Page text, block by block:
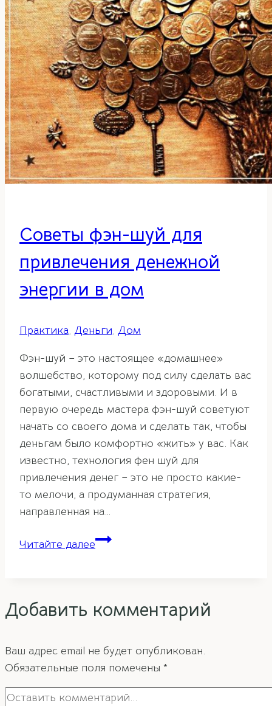
на
2025
год.
Часть
2
Советы фэн-шуй для
привлечения денежной
энергии в дом
Практика, Деньги, Дом
Фэн-шуй – это настоящее «домашнее»
волшебство, которому под силу сделать вас
богатыми, счастливыми и здоровыми. И в
первую очередь мастера фэн-шуй советуют
начать со своего дома и сделать так, чтобы
деньгам было комфортно «жить» у вас. Как
известно, технология фен шуй для
привлечения денег – это не просто какие-
то мелочи, а продуманная стратегия,
направленная на…
Читайте далееСоветы
привлечения
в
дом
Добавить комментарий
Ваш адрес email не будет опубликован.
Обязательные поля помечены *